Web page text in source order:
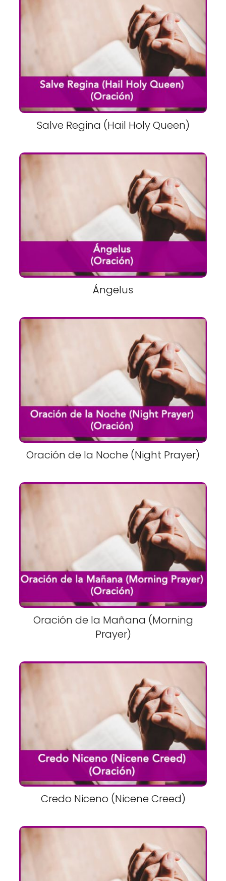
Salve Regina (Hail Holy Queen)
Ángelus
Oración de la Noche (Night Prayer)
Oración de la Mañana (Morning
Prayer)
Credo Niceno (Nicene Creed)